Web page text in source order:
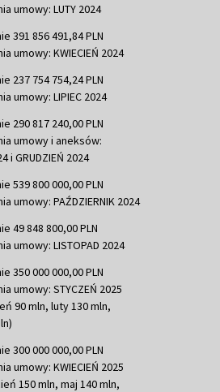
umowy: LUTY 2024
391 856 491,84 PLN
umowy: KWIECIEŃ 2024
237 754 754,24 PLN
umowy: LIPIEC 2024
290 817 240,00 PLN
umowy i aneksów:
i GRUDZIEŃ 2024
539 800 000,00 PLN
umowy: PAŹDZIERNIK 2024
49 848 800,00 PLN
umowy: LISTOPAD 2024
350 000 000,00 PLN
umowy: STYCZEŃ 2025
90 mln, luty 130 mln,
300 000 000,00 PLN
umowy: KWIECIEŃ 2025
150 mln, maj 140 mln,